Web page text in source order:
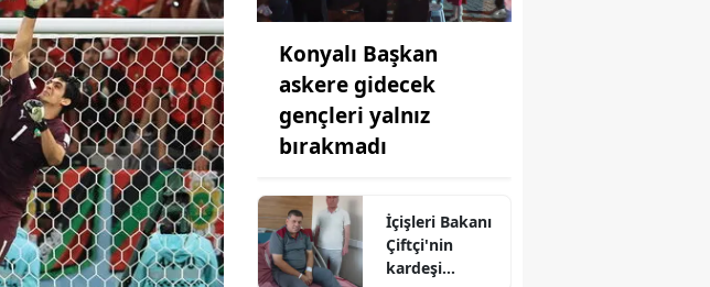
Konyalı Başkan
askere gidecek
gençleri yalnız
bırakmadı
İçişleri Bakanı
Çiftçi'nin
kardeşi